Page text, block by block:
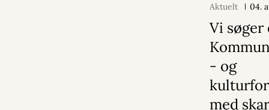
Aktuelt 04.
Vi søger
- og
med